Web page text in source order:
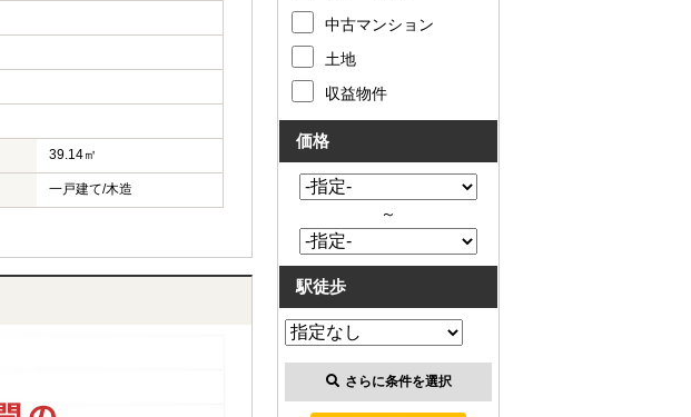
39.14㎡
一戸建て/木造
中古マンション
土地
収益物件
価格
～
駅徒歩
さらに条件を選択